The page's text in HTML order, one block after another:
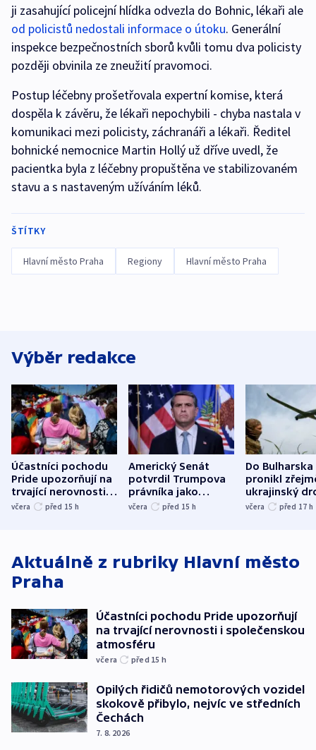
ji zasahující policejní hlídka odvezla do Bohnic, lékaři ale
od policistů nedostali informace o útoku. Generální
inspekce bezpečnostních sborů kvůli tomu dva policisty
později obvinila ze zneužití pravomoci.
Postup léčebny prošetřovala expertní komise, která
dospěla k závěru, že lékaři nepochybili - chyba nastala v
komunikaci mezi policisty, záchranáři a lékaři. Ředitel
bohnické nemocnice Martin Hollý už dříve uvedl, že
pacientka byla z léčebny propuštěna ve stabilizovaném
stavu a s nastaveným užíváním léků.
ŠTÍTKY
Hlavní město Praha Regiony Hlavní město Praha
Výběr redakce
Účastníci pochodu
Pride upozorňují na
trvající nerovnosti i
společenskou
včera před 15 h
Americký Senát
potvrdil Trumpova
právníka jako
ministra
včera před 15 h
Do Bulharska
pronikl
ukrajinský
explodoval
včera před 17 h
Aktuálně z rubriky Hlavní město
Praha
Účastníci pochodu Pride upozorňují
na trvající nerovnosti i společenskou
atmosféru
včera před 15 h
Opilých řidičů nemotorových vozidel
skokově přibylo, nejvíc ve středních
Čechách
7. 8. 2026